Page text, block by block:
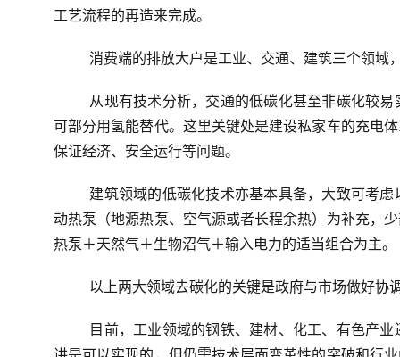
工艺流程的再造来完成。
消费端的排放大户是工业、交通、建筑三个领域
从现有技术分析，交通的低碳化甚至非碳化较
可部分用氢能替代。这里关键处是建设私家车的充电
保证经济、安全运行等问题。
建筑领域的低碳化技术亦基本具备，大致可考
动热泵（地源热泵、空气源或者长程余热）为补充，
热泵＋天然气＋生物沼气＋输入电力的适当组合为主。
以上两大领域去碳化的关键是政府与市场做好协
目前，工业领域的钢铁、建材、化工、有色产